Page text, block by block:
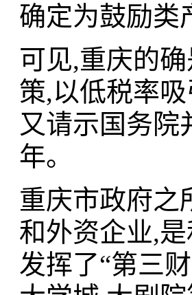
确定为鼓励类
可见,重庆的
策,以低税率
又请示国务院
年。
重庆市政府之
和外资企业,
发挥了“第三